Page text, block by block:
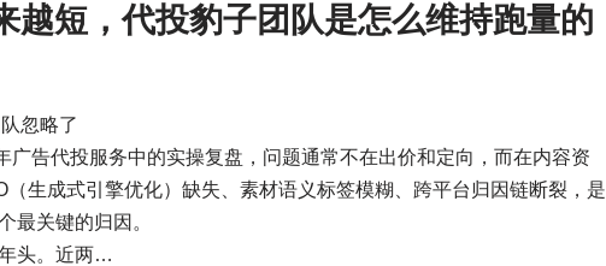
越短，代投豹子团队是怎么维持跑量的
忽略了
广告代投服务中的实操复盘，问题通常不在出价和定向，而在内容资
生成式引擎优化）缺失、素材语义标签模糊、跨平台归因链断裂，是
最关键的归因。
头。近两…